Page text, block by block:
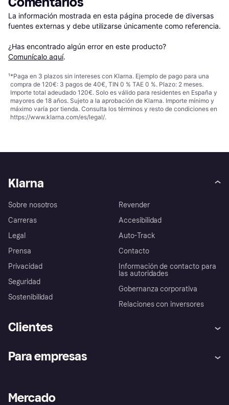
La información mostrada en esta página procede de diversas
fuentes externas y debe utilizarse únicamente como referencia.
¿Has encontrado algún error en este producto?
Comunícalo aquí.
¹*Paga en 3 plazos sin intereses con Klarna. Ejemplo de pago para una
compra de 120€: 3 pagos de 40€, TIN 0 % TAE 0 %. Plazo: 2 meses.
Importe total adeudado 120€. Solo es válido para residentes en España y
mayores de 18 años. Sujeto a la aprobación de Klarna. Importe mínimo y
máximo varía por tienda. Consulta los términos y resto de condiciones en
https://www.klarna.com/es/legal/.
Klarna
Sobre nosotros
Carreras
Legal
Prensa
Privacidad
Seguridad
Sostenibilidad
Revender
Accesibilidad
Auto-Track
Contacto
Información de contacto para
las autoridades
Gobernanza corporativa
Relaciones con inversores
Clientes
Inicio de sesión
Directorio de tiendas
Para empresas
Acceso empresas
Mercado